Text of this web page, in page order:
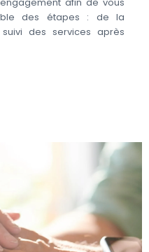
afin de vous
des étapes : de la
des services après